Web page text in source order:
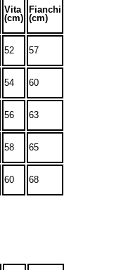
Vita
(cm)
Fianchi
(cm)
52 57
54 60
56 63
58 65
60 68